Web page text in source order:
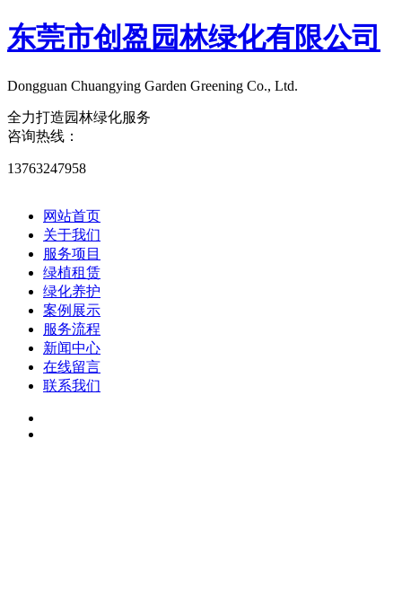
东莞市创盈园林绿化有限公司
Dongguan Chuangying Garden Greening Co., Ltd.​
全力打造园林绿化服务
咨询热线：
13763247958
网站首页
关于我们
服务项目
绿植租赁
绿化养护
案例展示
服务流程
新闻中心
在线留言
联系我们